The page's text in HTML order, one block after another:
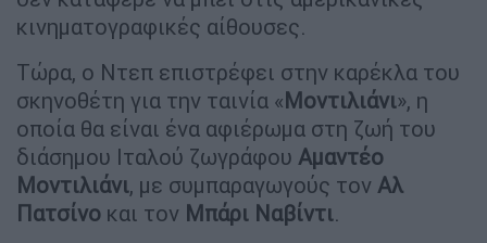
κινηματογραφικές αίθουσες.
Τώρα, ο Ντεπ επιστρέφει στην καρέκλα του
σκηνοθέτη για την ταινία «Μοντιλιάνι», η
οποία θα είναι ένα αφιέρωμα στη ζωή του
διάσημου Ιταλού ζωγράφου Αμαντέο
Μοντιλιάνι, με συμπαραγωγούς τον Αλ
Πατσίνο και τον Μπάρι Ναβίντι.